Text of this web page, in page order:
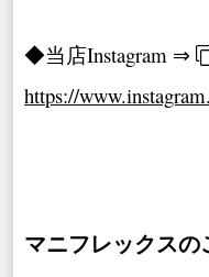
◆当店Instagram ⇒
https://
マニフレックスの